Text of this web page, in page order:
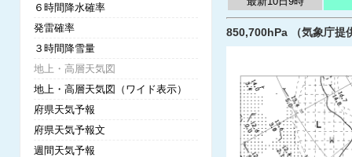
850,700hPa （気象庁
６時間降水確率
発雷確率
３時間降雪量
地上・高層天気図
地上・高層天気図（ワイド表示）
府県天気予報
府県天気予報文
週間天気予報